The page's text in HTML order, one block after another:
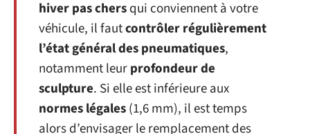
hiver pas chersqui conviennent à votre
véhicule, il fautcontrôler régulièrement
l’état général des pneumatiques,
notamment leurprofondeur de
sculpture. Si elle est inférieure aux
normes légales(1,6 mm), il est temps
alors d’envisager le remplacement des